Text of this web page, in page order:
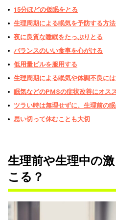
15分ほどの仮眠をとる
生理周期による眠気を予防する方法
夜に良質な睡眠をたっぷりとる
バランスのいい食事を心がける
低用量ピルを服用する
生理周期による眠気や体調不良に
眠気などのPMSの症状改善にオス
ツラい時は無理せずに、生理前の
思い切って休むことも大切
生理前や生理中の
こる？